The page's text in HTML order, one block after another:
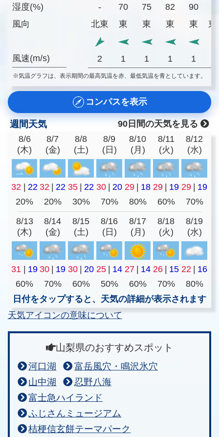
湿度(%)
風向
風速(m/s)
-
70 75 82 90
北東
東 東 東 東 東
2 1 1 1 1
※気温グラフは、表示期間の最高気温を赤、最低気温を青としています。
コンパスを表示
週間天気
90日間の天気を見る
8/6
(木)
8/7
(金)
8/8
(土)
8/9
(日)
8/10
(月)
8/11
(火)
8/12
(水)
32 22 32 22 35 22 30 20 29 18 29 19 29
19
20%
20% 30% 70% 80% 60% 70%
8/13
(木)
8/14
(金)
8/15
(土)
8/16
(日)
8/17
(月)
8/18
(火)
8/19
(水)
31 19 30 19 30 20 25 14 27 14 26 15 22
16
60%
70% 60% 50% 60% 70%
80%
日付をタップすると、天気の詳細が表示されます
天気アイコンの意味について
山梨県のおすすめスポット
河口湖
富岳風穴・鳴沢氷穴
山中湖
忍野八海
富士急ハイランド
ふじさんミュージアム
桔梗信玄餅テーマパーク